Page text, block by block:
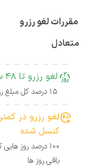
مقررات لغو رزرو
متعادل
لغو رزرو تا 48 ساعت مانده به زمان ورود روز کنسل شده
15 درصد کل مبلغ رزرو
کنسل شده
باقی روز ها